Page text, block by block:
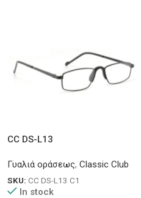
CC DS-L13
Γυαλιά οράσεως, Classic Club
SKU: CC DS-L13 C1
In stock